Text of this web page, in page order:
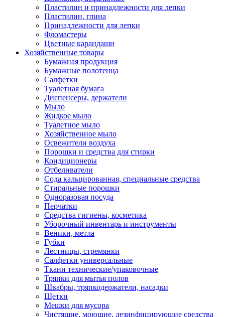
Пластилин и принадлежности для лепки
Пластилин, глина
Принадлежности для лепки
Фломастеры
Цветные карандаши
Хозяйственные товары
Бумажная продукция
Бумажные полотенца
Салфетки
Туалетная бумага
Диспенсеры, держатели
Мыло
Жидкое мыло
Туалетное мыло
Хозяйственное мыло
Освежители воздуха
Порошки и средства для стирки
Кондиционеры
Отбеливатели
Сода кальцированная, специальные средства
Стиральные порошки
Одноразовая посуда
Перчатки
Средства гигиены, косметика
Уборочный инвентарь и инструменты
Веники, метла
Губки
Лестницы, стремянки
Салфетки универсальные
Ткани технические/упаковочные
Тряпки для мытья полов
Швабры, тряпкодержатели, насадки
Щетки
Мешки для мусора
Чистящие, моющие, дезинфицирующие средства